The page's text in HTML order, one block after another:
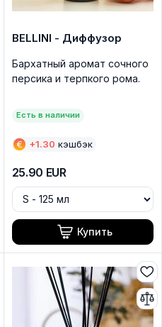
BELLINI - Диффузор
Бархатный аромат сочного
персика и терпкого рома.
Есть в наличии
€ +1.30 кэшбэк
25.90 EUR
Купить